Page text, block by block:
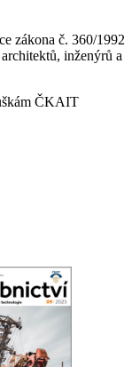
zákona č. 360/1992
inženýrů a
ČKAIT